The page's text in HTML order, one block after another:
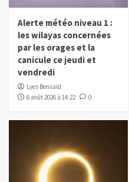
Alerte météo niveau 1 :
les wilayas concernées
par les orages et la
canicule ce jeudi et
vendredi
Lyes Bensaïd
6 août 2026 à 14:22
0